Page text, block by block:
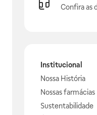
Confira as
Institucional
Nossa História
Nossas farmácias
Sustentabilidade